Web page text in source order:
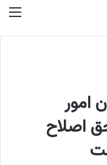
امور
اصلاح